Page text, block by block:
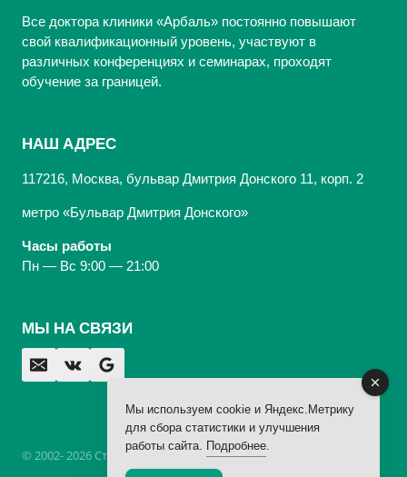
Все доктора клиники «Арбаль» постоянно повышают
свой квалификационный уровень, участвуют в
различных конференциях и семинарах, проходят
обучение за границей.
НАШ АДРЕС
117216, Москва, бульвар Дмитрия Донского 11, корп. 2
метро «Бульвар Дмитрия Донского»
Часы работы
Пн — Вс 9:00 — 21:00
МЫ НА СВЯЗИ
© 2002- 2026 Стоматологическая Клиника «Арбаль»,
Мы используем cookie и Яндекс.Метрику
для сбора статистики и улучшения
работы сайта. Подробнее.